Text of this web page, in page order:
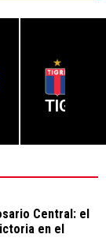
TIG
Central: el
en el